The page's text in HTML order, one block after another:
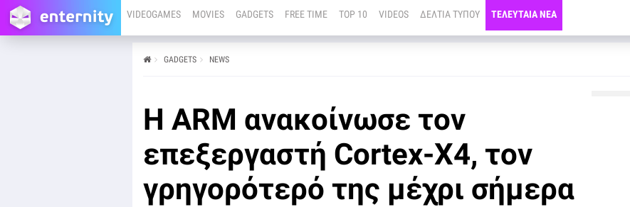
VIDEOGAMES MOVIES GADGETS FREE TIME TOP 10 VIDEOS ΔΕΛΤΙΑ ΤΥΠΟΥ ΤΕΛΕΥΤΑΙΑ ΝΕΑ
GADGETS NEWS
Η ARM ανακοίνωσε τον
επεξεργαστή Cortex-X4, τον
γρηγορότερό της μέχρι σήμερα
Παναγιώτης Πετρόπουλος
Η κατασκευάστρια επεξεργαστών ARM ανακοίνωσε